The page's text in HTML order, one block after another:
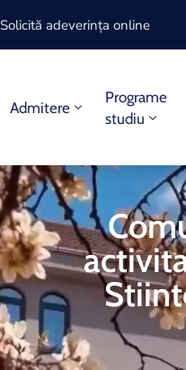
Solicită adeverința online
Admitere
Programe
studiu